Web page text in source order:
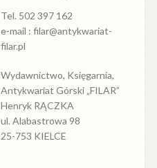
Tel. 502 397 162
e-mail : filar@antykwariat-
filar.pl
Wydawnictwo, Księgarnia,
Antykwariat Górski „FILAR”
Henryk RĄCZKA
ul. Alabastrowa 98
25-753 KIELCE